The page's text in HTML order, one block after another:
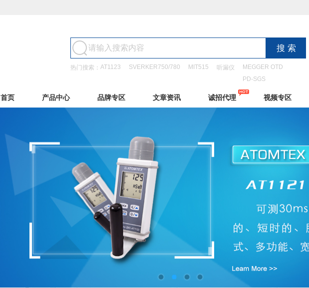
热门搜索： AT1123 SVERKER750/780 MIT515 听漏仪
MEGGER OTD
PD-SGS
首页 产品中心 品牌专区 文章资讯 诚招代理 视频专区